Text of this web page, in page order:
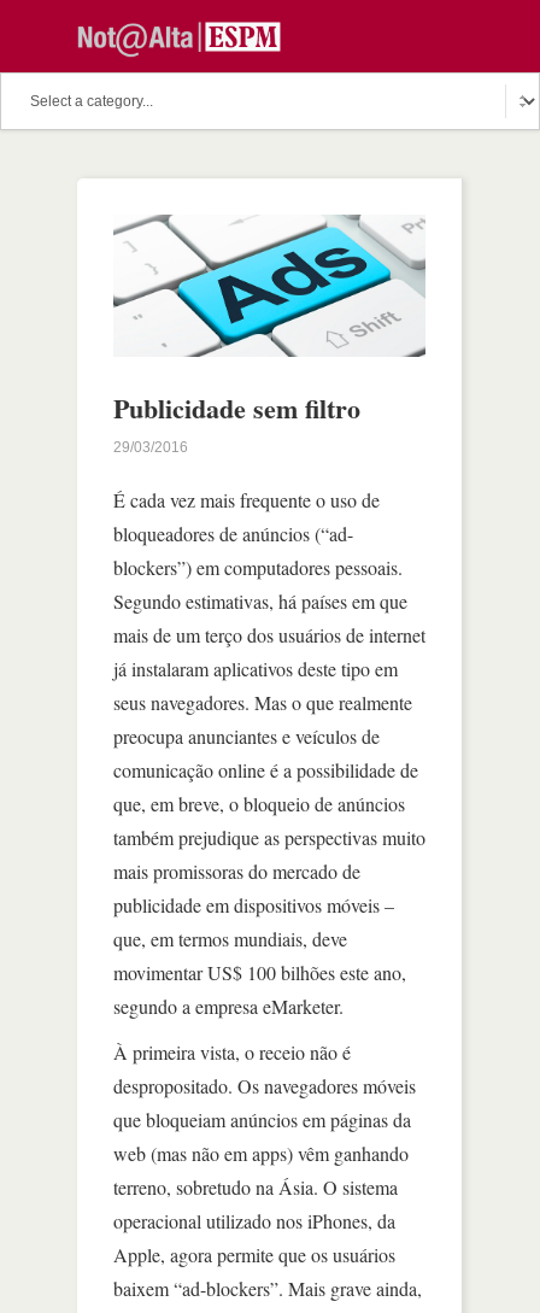
Publicidade sem filtro
29/03/2016
É cada vez mais frequente o uso de
bloqueadores de anúncios (“ad-
blockers”) em computadores pessoais.
Segundo estimativas, há países em que
mais de um terço dos usuários de internet
já instalaram aplicativos deste tipo em
seus navegadores. Mas o que realmente
preocupa anunciantes e veículos de
comunicação online é a possibilidade de
que, em breve, o bloqueio de anúncios
também prejudique as perspectivas muito
mais promissoras do mercado de
publicidade em dispositivos móveis –
que, em termos mundiais, deve
movimentar US$ 100 bilhões este ano,
segundo a empresa eMarketer.
À primeira vista, o receio não é
despropositado. Os navegadores móveis
que bloqueiam anúncios em páginas da
web (mas não em apps) vêm ganhando
terreno, sobretudo na Ásia. O sistema
operacional utilizado nos iPhones, da
Apple, agora permite que os usuários
baixem “ad-blockers”. Mais grave ainda,